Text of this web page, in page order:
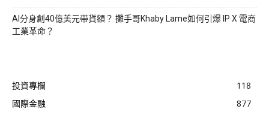
AI分身創40億美元帶貨額？ 攤手哥Khaby Lame如何引爆 IP X 電商
工業革命？
投資專欄
118
國際金融
877